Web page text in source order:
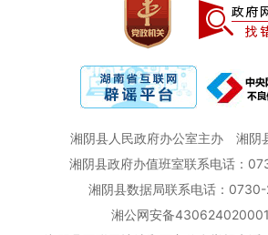
湘阴县人民政府办公室主办
湘阴
湘阴县政府办值班室联系电话：
湘阴县数据局联系电话：
湘公网安备